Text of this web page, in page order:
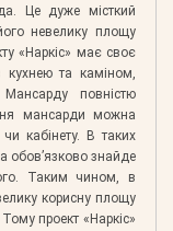
Це дуже місткий
невелику площу
«Наркіс» має своє
та каміном,
повністю
мансарди можна
кабінету. В таких
обов’язково знайде
Таким чином, в
корисну площу
проект «Наркіс»